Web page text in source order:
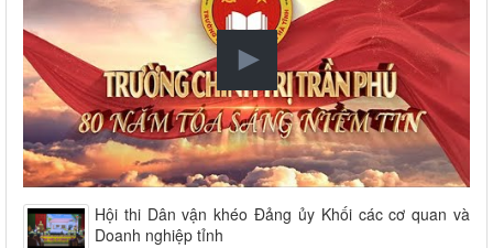
Hội thi Dân vận khéo Đảng ủy Khối các cơ quan và
Doanh nghiệp tỉnh